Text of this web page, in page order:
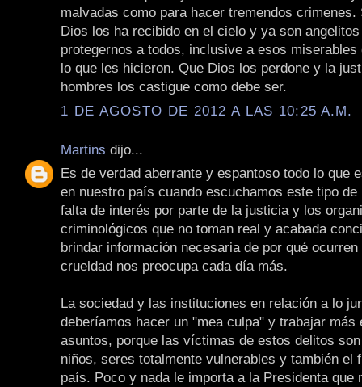
malvadas como para hacer tremendos crimenes.
Dios los ha recibido en el cielo y ya son
protegernos a todos, inclusive a esos miserables
lo que les hicieron. Que Dios los perdone y la
hombres los castigue como debe ser.
1 DE AGOSTO DE 2012 A LAS 10:25 A.M.
Martins dijo...
Es de verdad aberrante y espantoso todo lo que
en nuestro país cuando escuchamos este tipo
falta de interés por parte de la justicia y los
criminológicos que no toman real y acabada
brindar información necesaria de por qué
crueldad nos preocupa cada día más.
La sociedad y las instituciones en relación a lo
deberíamos hacer un "mea culpa" y trabajar más
asuntos, porque las víctimas de estos delitos
niños, seres totalmente vulnerables y también el
país. Poco y nada le importa a la Presidenta que